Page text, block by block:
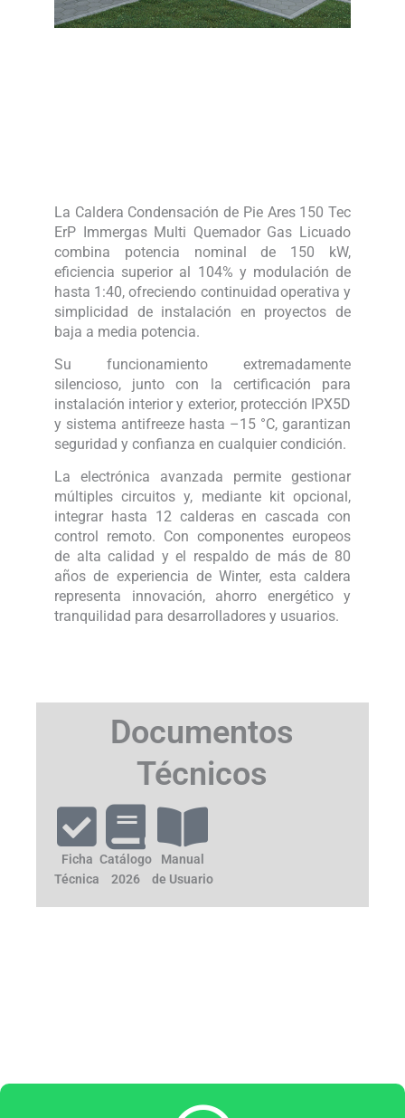
La Caldera Condensación de Pie Ares 150 Tec
ErP Immergas Multi Quemador Gas Licuado
combina potencia nominal de 150 kW,
eficiencia superior al 104% y modulación de
hasta 1:40, ofreciendo continuidad operativa y
simplicidad de instalación en proyectos de
baja a media potencia.
Su funcionamiento extremadamente
silencioso, junto con la certificación para
instalación interior y exterior, protección IPX5D
y sistema antifreeze hasta –15 °C, garantizan
seguridad y confianza en cualquier condición.
La electrónica avanzada permite gestionar
múltiples circuitos y, mediante kit opcional,
integrar hasta 12 calderas en cascada con
control remoto. Con componentes europeos
de alta calidad y el respaldo de más de 80
años de experiencia de Winter, esta caldera
representa innovación, ahorro energético y
tranquilidad para desarrolladores y usuarios.
Documentos
Técnicos
Ficha
Técnica
Catálogo
2026
Manual
de Usuario